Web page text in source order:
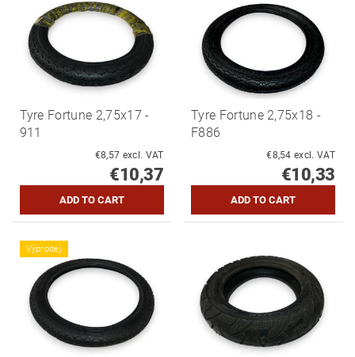
Tyre Fortune 2,75x17 -
911
€8,57 excl. VAT
€10,37
Tyre Fortune 2,75x18 -
F886
€8,54 excl. VAT
€10,33
Výprodej